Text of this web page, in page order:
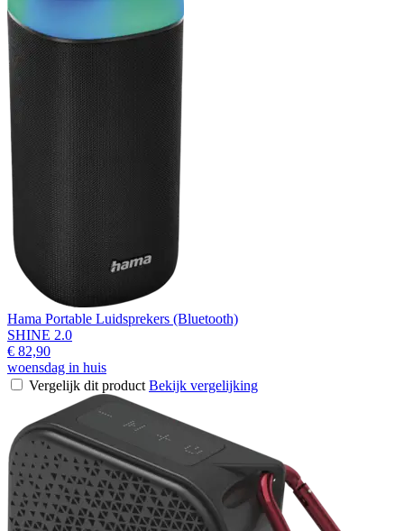
Hama Portable Luidsprekers (Bluetooth)
SHINE 2.0
€ 82,90
woensdag in huis
Vergelijk dit product Bekijk vergelijking